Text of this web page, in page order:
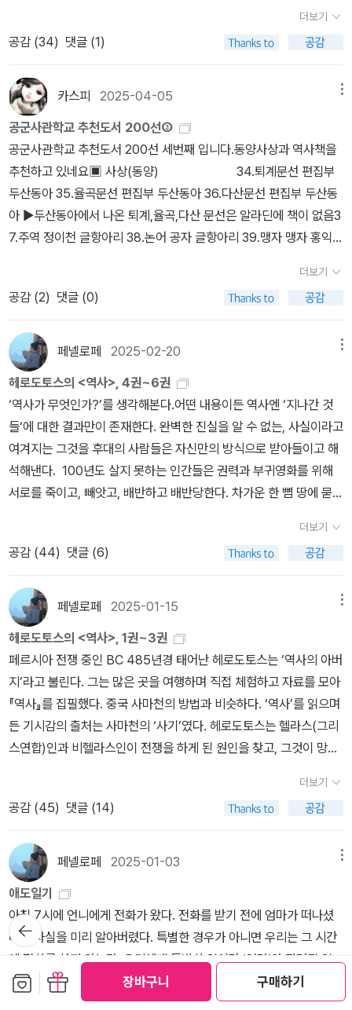
장바구니 구매하기
이오니아 반란(BC 494)시 밀레토스 참주 아리스타고라스의 지원요
다리오스1세가 헬라스를 정복하기로 결심한 결정적 원인이 되었다.
8. 페르시아 제국이 패배한 이유그리스 연합군이 페르시아 대군에 맞
서 승리를 거둘 수 있었던 이유는 무엇일까?첫째 페르시아군의 기병
에 중점을 둔 편제와 온갖 민족이 함께한 구성에 있었다.페르시아인
들은 경무장보병이었고 헬라스인들은 중무장보병들이었다. (9권 63
장)페르시아군에 수많은 이민족들이 있었는데, 이들은 페르시아군이
달아나자적군과 맞붙어보지도 않고 달아났다. (9권 68장)그리스 연
합군의 데미스토클레스와 레오튀키데스는 페르시아군 내에 이오니아
인이 많다는 것을 이용하여 전투 전에 그리스어로 전투에서 최선을
다하지 말라는 성명을 발표하여 내분을 불러 일으켰다. 이오니아인들
해 더 이상 전투에 참가시키지 않을 것이라는 의도였고 이 전략은 성
공적이었다. (8권 22장, 9권 98장)또 하나 가장 큰 이유는 페르시아
제국의 오만(Hybris)이었다.그리스 연합군을 깔본 것은 물론이고 아
테네 점령시 신전을 불태워 신들을 모독할 만큼 그들의 오만은 하늘
을 찔렀다.아르테미시온 전투에서는 북풍이 불어 페르시아 함대를 침
몰시켰고, 플라타이아이전투, 뮈칼레 전투에서는 엘레시우스의 데메
테르 성역 옆에서 벌어졌는데 페르시아군이 엘레시우스에 있는 자신
의 신전을 불태운 까닭에 여신께서 그들을 멀리하신 것 같다. (9권 6
이 없는 것은 아니지만 자기 자신이 직접 여행을 하면서 얻은 경험과
현지 사제, 서기, 주민들의 진술에 기반하여 사건을 기록하여 신뢰를
얻고 있다. 소포클레스의 비극에서처럼 신의 영향에서 완전히 벗어나
고 있지는 못하지만, 나름대로의 객관성을 확보하고자 노력한 부분은
인정할 수 밖에 없다. 또한 생생한 문체와 수많은 에피소드들은 책 읽
는 즐거움을 한 껏 배가시킨다. 키케로가 말했듯이 ‘역사의 아버지’라
는 말이 그냥 얻어진 것이 아니다.
유를 위해서 페르시아와 전쟁을 했다고 하지만, 그들도 노예가 있었
이지 민중의 자유를 위해서 페르시아와 전쟁을했을까? 사실페르시
아의 왕, 다레이오스는 아테나이의 존재를 몰랐다. 이오니아 지역의
밀레토스가 반란을 일으켰고, 이를 도와준 것이 아테나이라고 들었을
때비로소 알았다고 한다. 아테나이가 사르데이스까지 쳐들어 오자 다
레이오스는 아테나이를 반드시 굴복시키겠다는 다짐을 했다. 사실 아
테나이같은 도시국가가 페르시아와 전쟁을 하겠다는 생각 자체가 무
모한 짓이기때문에 아테나이는 전면전을 할 생각이 없었고, 전쟁을
해도 이오니아 지역에서 국지전을 할 것이라는 생각을 했을 것이다.
하지만, 누구나 그럴 듯한 계획을 가지고 있다. 막상 당하기 전에는 말
이다. 다레이오스는이오니아 반란을 평정하고, 아테나이를 정복 하기
년 제 1차 그리스-페르시아 전쟁이 시작된다. 페르시아 군은 엄청난
규모를 자랑하지만,그들은 경보병, 기마병 위주였고, 다양한 피지배
민족으로 구성된 군대였다. 페르시아 정예군인 불사부대도 있었지만,
전체 군대에서 차지하는 비율은낮았다. 페르시아군의 단점은 전투에
서 질거 같다는 신호가 보이면, 피지배민족의 군대들은 도망갈 생각
만 한다는 것이었다. 헬라스 도시국가는 중보병 위주였고,긴 창과 방
패를 활용해서 페르시아와 대적했다. 마라톤에서 페르시아군과 대적
한 아테나이군은 10명의 지휘관이 이끌고 있었다. 그중에서 10번 째
쟁을 이끌었던 것으로 보인다. 앞으로 페르시아와의 전투를 이야기할
때 헬라스지휘관들의 뛰어난 역활을 이야기할 것이다. 하지만, 전쟁
이 끝난 후 그들은 모두 모함을 받거나 시기를 당해서 쫓겨난다. 힘들
때는 단합하고,지도자를 지지하지만 먹고 살만하면 자기들끼리 싸우
면서 권력 투쟁을 하는 헬라스 도시국가의 모습에서 그들의 미래를
엿볼 수 있다. 마라톤은 헬라스 도시국가 중아테나이와 인근 도시 국
가인 플라타이아이만 참전한 전투였는데, 예상외로 헬라스의 중보병
의 위력을 실감할 수 있는 전투였다. 페르시아에서 그리스본토까지
거리는 결코 가깝지 않기 때문에 페르시아군은 싸울 수 있는 병력이
더 있었지만, 페르시아로 돌아갔다. 잘못하면 퇴로가 끊겨서 더 많은
피해를 받을 수 있기 때문이었다. 다레이오스의 아들인 크세르크세
스가아버지의 복수를 하기 위해 4년 동안 준비한 페르시아 침공군의
자세하게 각 민족에서 보낸 군대의 규모를 설명했다. 물론, 전체 인원
이나 동원된 함선의 수가 정확하다고 볼 수는 없다. 페르시아가 당한
수모를되갚기 위해 크세르크세스는 직접 참전하기로 하고, 육군과 수
군 양용작전을 펼쳐서 그리스를 침공하기로 한다. 헬레스폰토스 해협
에 수교를 설치해서말을 타고 건넌 후에 트라케, 마도니아, 텟살리아
를 거쳐 앗티케로 쳐들어가는 계획이었다. 동시에 함대는 바다로 육
군과 보조를 맞추어 에게해의그리스 섬들을 거치지 않고, 해안 지대
를 따라 그리스 본토로 진입했다. 페르시아해군도 다민족으로 구성
된 군대였다. 이들이 병참을 맡았다고는 볼 수 없다. 왜냐하면, 페르시
다. (2) 신이 둘인 종교는 배화교라고도 하는 조로아스터교이다. 선의
신과 악의 신이 있다. (다신) 인도의 힌두교. 이 모든 신은 다 자연물
것일 뿐이다. 동북아, 인도, 메소포타미아, 이집트는 최초의 문명을 일
군 곳들이다. 이곳에서 모두 다신교가 있었다. 그러나 그 신들은 모두
가 자연물을 신으로 알았던 것이다. 현대인들에게도 이 두려움이 바
로 무엇인가 절대적인 존재가 있어 그것에 대한 공포와 경외심을 가
지게 하기 때문에 쉽게 가짜 신의 종교에 빠지게 되는 것이다. 헤로도
투스는 역사를 기록했으나 단지 신화에 등장한 인물, 시기, 장소, 사건
에 대해 정확하게 기록한 것이다. 그러나 서양에서는 예수-기독교 전
통 때문에 잡신이고 미신이라고 여겨 신화를 기원으로 적은 헤로도투
다. 여기에서 결코 벗어나지 못한다. 서양 밖의 문명에 대해 철저하게
제국주의적 관점에서 바라보기 때문에 미개인이라는 관점이 먼저 전
제가 된다. 예수-기독교가 아니면 미개인이라고 여기는 것은 지금도
그리고 앞으로도 마찬가지일 것이다. 반대로 동양은 19세기 서양 제
국주의와 과학과 무기의 위력에 압도되어 서양을 두려워 한다. 그래
서 동양인은 이 서양공포증으로 인해 서양을 극복하는 사고방식을 가
지지 못한다. 동양은 서양을 서양은 동양을 파악하지 못한다. 21세기
초인 지금까지도 가짜 신은 동서양 문명의 사고에서 전혀 빠지지 않
고 강력한 영향력을 행사하며 사람들의 사고와 판단에 착오를 일으키
고 있다. 인터넷과 비행기 그리고 위성 통신은 지구 위에 모든 것이 실
시간이 가능하게 만들었다. 그리고 필요한 만큼의 과학 지식도 마련
되었다. 이제는 신이라는 것은 자연 신들이건 유일 신들이건 모두 가
터 신에 대해 듣고 자란 경우 그것을 벗어나는 것은 아주 어려운 일이
다. 힘든 일이 닥치면 당장 무엇인가에 의존하려는 마음이 들기 때문
이다. 이것은 인간의 기본 조건이다. 그러나 신을 찾지 말고 스스로 한
번 더 생각해서 문제를 해결하도록 노력하는 것이 유일한 선택이다.
그 외에 신에게 의지해서 해결 된 것은 전혀 없었다. 신화는 두 종류가
있다. 하나는 자연의 만물을 신이라 여겨 자신의 생활이 신들에 의해
정해져 있다고 생각하고 그것을 적은 것, 즉 본래의 원시 사회로부터
시작된 신화이다. 두번째 신은 가짜 신이다. 그리스의 신들과 신화들
은 역사 기록으로서 해석을 정확하게 하면 그 안의 사건을 알 수 있지
전혀 맞지 않는 다신교를 믿었다. 이것은 정말 가짜 신화이다. 진짜 신
화와 가짜 신화가 있다. 이런 신화는 동북아의 신화들, 인도의 신화들,
메소포타미아의 신화들, 이집드의 신화들, 게르만의 신화들, 켈트의
신화들, 아프리카의 신화들, 남태평양의 신화들, 그 밖의 신화들이 있
다. 이 모든 신화는 누구나 다 알아야 한다. 아주 재밌다. 그러나 성경
은 가짜이다. 로마의 신들이 가짜 신들이듯이. 나의 블로그 (진화의
끝 / the last evolution) http://blog.daum.net/erysis
요한 문장에서는 속도를 줄이며 줄을 치고, 이해되지 않는 문장을 만
나면, “이 문장 이해되세요?” 하고 다시 새겨 읽고, 서로 설명을 덧붙
‘너무 좋은데!’ 저절로 이런 생각이 들었다. 오랫동안 함께 한 독서 친
구여서 그런가? 이전에 함께 낭독으로 읽었던 경험도 있어서 서로에
게 갖고 있는 믿음 때문이기도 할 것이다. 다른 잡담 없이 계속 읽어
가며 나는 “이 부분 재밌네요.”라는 말을 여러 번 했다. 독우의 책에
대한 조용한 열정과 성실함 때문에 완독의 전망이 높아진다. 불가피
한 일 때문에 빠질 걸 예상하고 매주 화요일 저녁 7시에 만나서 읽기
로 했다. 돌아오면서 시간을 두고 여유 있게 즐기면서 하자고 생각했
다. 이제 해가 길어지고 오고 가는 길이 조금 더 밝을 것이다. 그렇게
어려운 철학 용어들이 등장하진 않지만, 그리스인들의 신화와 본질을
탐구했던 고대 과학과 철학에 대해 잘 전달하는 에코의 문장도 우리
가 쉽게 이해하도록 도와주었다. 그의 접근도 신선하고 흥미를 끈다.
그렇게 특이하지 않음에도 그의 글에는 관심을 끄는 새로움이 담겨있
다. 그는 아르케(arche), 아페이론(apeiron), 그리스어(mythos)
에 담겨 있는 신화(myth)의 개념들을 이해하기 쉽게 설명한다. 그리
고 그에 대한 현대의 철학자들의 해석도 간략하고 쉽게 설명해주고
있다. 서론 부분에서 가장 눈길을 끈 내용은 “인간이 경이로움을 경
험하면서 이에 대한 반응으로 철학을 시작했다(8p)”고 한 아리스토
텔레스의 말이다. 인간은 경이로움을 만나면, 두 가지 반응을 보인다.
경배를 하거나, 질문을 한다. 경이로움에 대한 과학이나 철학적 반응
철학은 이런 질문을 할 수 있는 생각의 훈련이다. 지중해를 중심으로
그리스와 시칠리아 아프리카 북부, 이오니아 지역의 과학자와 철학자
들의 지도를 보며, 그동안 읽어왔던 서양 고전 독서가 이 책을 쉽게 읽
도록 하는 데 도움이 되었다는 생각을 하게 된다. 어쩌면 이 두꺼운
책의 1장 부분이 『수학의 정석』 「집합」이 될지도 모른다. 도무지 이해
할 수 없는 철학적 용어들이 멈추게 할지 모르겠다. 현재로서는 모르
는 것은 놓고 갈 예정이다. 내일 만나서 읽을 생각을 하니 오히려 맘이
편해진다. 준비도 예습도 없이 책만 지고 가서 반가운 친구와 앉아서
읽다가 올 생각을 하니 그 만남이 기대된다. 또 다른 모임에서도 낭
독을 하고 있다. 중고등학생 남자아이 둘과 헤로도토스 『역사』를 낭
독하고 있다. 읽고 설명해주고 지도나 역사와 인물설명을 해야 해서
그렇게 편하지만은 않지만 덕분에 나는 세 번째 읽고 있고, 눈으로 읽
치 『서양미술사』는 미술 모임에서 한 주에 한 장씩 요약 발표하면서
읽었던 책이다. 그 모임 회원과 한 번쯤 읽었던 몇 사람이 낭독만 해보
자는 의견이 모아져 읽기 시작했다. 그런데 이 독서가 기대했던 것 보
다 큰 효과가 있어서, 처음 읽었던 때와 달리, 시대별 정리가 되고, 보
이지 않던 그림이 보이고, 또 곰브리치의 작은 오류들이 보이기 시작
했다. 그동안 읽었던 책들과 관람했던 전시들을 통해 얻은 지식과 보
는 눈이 생겼음을 스스로 느낀다. 격려가 되는 독서다. 바르트의 책
(『영도의 글쓰기』)이 잘 읽혀지는 것을 보니, 이 처방이 맞나 보다. 어
를 다시 차지하고자 자신을 대리하고 있는 사위 아리스타고라스에게
페르시아에 항거하라고 비밀리에 메시지를 전한다. 이 메시지를 받기
전 아리스타고라스는 페르시아에 공적을 세우고자 군대를 동원해 낙
소스를 공격했다. 낙소스 원정은 실패하고 막대한 경제적 손실만을
입었다. 아리스타고라스는 다레이오스에게 받을 문책이 두려워 오히
려 페르시아에 대항해 전쟁을 일으켰다. 그는 스파르타와 아테네에
원병을 요청하고, 페르시아의 지배를 받고 있는 이오니아 지역 도시
들을 선동했다. 각 도시국가들은 셈법과 정치적 상황에 따라 전쟁에
참전했다. 이것이 Ionian revolt, 헤로도토스가 말하는 이오니아 반
란이다. 헤로도토스는 페르시아 전쟁의 원인을 연구하며 이오니아
와 아프리카 흑해주변 도시 등의 역사와 문화, 인종 등을 조사하고 직
접 다니며 탐사했다. 그러면서 마라톤 전쟁 직전에 일어난 이오니아
지역 헬라스 도시들의 페르시아에 대한 전쟁에 주목한다. 페르시아의
니아 전쟁을 통해 많은 도시들의 시민들이 희생됐다. 나름의 전쟁을
일으킬만한 이유들과 열망들이 있기도 했다. 노예 상태로 이주한 민
족들과 혈육이 몰살당한 사람들의 분노와 복수심 등. 주목할 만한 것
은 지도자들의 욕망과 무책임이다. 그들은 자신들이 빼앗긴 권력의
자리를 회복하기 위해 시민들의 복수심과 불안감을 이용한다. 페르시
아가 시민들을 다른 곳으로 이주시켜 노예로 삼을지도 모른다는 거짓
을 전파하며 선동한다. 아리스타고라스는 이오니아의 많은 도시들이
다 일어난 것처럼 호도하여 다른 도시들의 참전하게 한다. 그리고 패
헤로도토스는 이 역사를 기록하며 페르시아 전쟁의 원인들에 집중한
다. 지도자들의 욕망에 의해 전쟁에 끌려 나온 시민들과 노예들의 희
생에 대해서는 간과하고 있다. 전쟁의 승패가 기울면 지도자들은 항
복과 결사 항전을 고민하고, 협정을 맺기도 하지만, 합의에 이르는 마
지막까지 이익을 앞에 놓고 유리한 위치를 점하기 위해 치열한 싸움
을 싸운다. 그 와중 협상과 지체와 결렬과 재개 사이를 오가며 사람들
의 희생을 키우는 것을 보게 된다. 이들 고대 국가들은 전쟁 중 서로가
적이 되기도, 연합군을 이루기도, 중재자로서 개입하기도 한다. 구원
(舊怨)을 따라 혹은 이익을 따라 합종연횡을 일삼는 모습을 보여준
다. 고대에 일어난 전쟁의 발단과 전개, 그리고 결론으로 가는 과정이
현대 전쟁과 다르지 않은 것을 보게 된다. 영화 <서부전선 이상 없다
내용이 독일에 수치스러운 것이었기에 지도자는 프랑스군을 그대로
보낼 수 없다고 울분을 토한다. 적의 참호에서 끔찍한 육탄전을 벌이
던 파울 보이머는 칼에 찔리고, 그가 숨을 거두기 직전 휴전 나팔이 울
리고 사격중지 명령이 내려진다. 그 소리를 들으며 파울은 죽는다. 전
쟁의 허망함을 전하려는 극적 연출 장면이다. 그리고 지도층의 몇 사
람의 공로 의식이나 욕심에 의해 많은 생명이 부질없이 죽어가는 전
쟁에 대한 분노를 느끼게 한다. 원작을 각색한 이 영화는 2023년 미
국과 영국 아카데미에서 많은 부분 수상을 했다. 영화는 아름다운 풍
경과 전장의 잔인함을 대비시킨다. 인물들의 대화는 때로 즐거운 상
더보기
공감 (34) 댓글 (1)
카스피 2025-04-05
공군사관학교 추천도서 200선③
공군사관학교 추천도서 200선 세번째 입니다.동양사상과 역사책을
추천하고 있네요▣ 사상(동양) 34.퇴계문선 편집부
두산동아 35.율곡문선 편집부 두산동아 36.다산문선 편집부 두산동
아 ▶두산동아에서 나온 퇴계,율곡,다산 문선은 알라딘에 책이 없음3
7.주역 정이천 글항아리 38.논어 공자 글항아리 39.맹자 맹자 홍익출
요 이이 청어람미디어 동양 사살 책들은 우리가 익히 알고 있는 책들
이나 사실 제대로 읽어본 사람들은 거의 드문 책들이라고 할 수 이겠
습니다.사실 일종의 철학책이라 솔직히 읽으면서도 무슨 소리인가 하
는 경우도 많기에 읽다가 포기하는 경우도 상당히 많지요.아마도 소
설책에 비해서는 쉽게 읽히지 않는 책들이지만 인생에 도움을 주는
책들이기에 한번 쯤 읽어 볼 필요가 있다고 생각됩니다.▣ 역 사
45.삼국유사 일연 민음사 46.역사의 종말 프랜시스 후
쿠야마 한마음사 47.역사란 무엇인가 (까치글방 133) E. H. 카 까치
48.백범일지 [보급판] 김구 돌베개 49.국화와 칼 [5판] 루스 베네딕
트 을유문화사 50.고려시대 사람들은 어떻게 살았을까. 1-2 한국역
사연구회 청년사 51.조선시대 사람들은 어떻게 살았을까. 1-2 [개정
판] 한국역사연구회 청년사 52.강대국의 흥망 폴 케네디 한국경제신
갈리아 전기 가이우스 율리우스 카이사르 56.1차세계대전사 존 키건
청어람미디어 57.2차세계대전사 존 키건 청어람미디어 58.10년 후
세계사 구정은 외 추수밭 2015 교육사 59.나의 문화유산 답사기. 1-
7 [개정증보판] 유홍준 창작과비평사 60.세계사 편력. 1-3 J. 네루
일빛 61.뜻으로 본 한국역사(젊은이들을 위한 새 편집) 함석헌 한길
사 62.만들어진 전통 에릭 홈스봄 휴머니스트 2004 한국출판문화
산업진흥원 63.간디 자서전 마하트마 건디 한길사 64.다산 정약용
유배지에서 만나다 박석무 한길사 65. 역사 1~4 한국사편찬위원회
위주의)역사 개괄서를 주로 추천하고 있는데 특히 공군사관학교 추천
도서다보니 갈리아 전기나 제 1~2차 대전사와 같은 전생사가 포함된
것이 특이하네요.그리고 많은 위인들의 전기중 간디 자서전을 추천한
것도 이색적으로 보입니다.<계속>
더보기
공감 (2) 댓글 (0)
페넬로페 2025-02-20
헤로도토스의 <역사>, 4권~6권
‘역사가 무엇인가?’를 생각해본다.어떤 내용이든 역사엔 ‘지나간 것
들‘에 대한 결과만이 존재한다. 완벽한 진실을 알 수 없는, 사실이라고
여겨지는 그것을 후대의 사람들은 자신만의 방식으로 받아들이고 해
석해낸다. 100년도 살지 못하는 인간들은 권력과 부귀영화를 위해
서로를 죽이고, 빼앗고, 배반하고 배반당한다. 차가운 한 뼘 땅에 묻히
역사는 현재를 살아가는 인간들의 처연한 이야기다. 주어진 처지대
로 먹고 마시며 육체를 보전해 하루를 살아내야 되는 한 그 부질없음
의 루틴에서 벗어날 수 없다. 허무하고 모순되며 쓸모없음에도 ‘나’를
보전하기 위해 지금의 현상에 매몰되어 살 수 밖에 없는 이유가 여기
에 있다. 그래서 역사는 되풀이된다. 앞을 내다보기가 힘든 것이
다. [기원전 500년경, 페르시아의 영토는 동쪽의 파키스탄에서 중앙
아시아를 거쳐 북쪽의 마케도니아까지, 남쪽으로는 이집트까지 이르
렀다. 그리스인은 페르시아 인을 야만인이라고 불렀지만, 페르시아
인은 매우 진보적인 문명을 이룩한 대제국이었다.-‘전쟁 연대기’, 조셉
커먼스, 니케북스, ‘그리스-페르시아 전쟁’ 중에서.] 이미 거대한 제국
을 이룬 페르시아의 왕 다레이오스는 바뵐론을 함락한 뒤 스퀴타이족
을 정복하기 위해 원정을 떠난다. 인도에서 승리를 거둔 후였다. 이스
트로스(지금의 도나우)강을 지나 우크라이나 지역과 흑해 지방의 남
의 풍속, 관습, 법, 그들이 생겨난 경위와 스퀴티스 땅에 대해 자세히
서술한다. 워낙 넓은 지역이라 볼일을 보기 위해 일곱 가지 언어를 위
한 일곱 명의 통역이 필요할 정도이다. 이 부분은 읽는 재미가 제법 쏠
쏠하다. 알고 있는 대로 이 지역의 추위는 워낙 극심해 다레이오스도
어쩔 도리가 없었다. 또한 넓은 초원을 넘나드는 스퀴티스 지역의 사
람들은 유목 생활을 하며 활쏘기에 유능했고 잔인하면서도 용감했다.
‘그들이 해결한 중대사란 그들이 추격하는 자는 아무도 그들에게서
벗어나지 못하고, 그들이 따라잡히고 싶지 않으면 아무도 그들을 따
더보기
공감 (44) 댓글 (6)
페넬로페 2025-01-15
헤로도토스의 <역사>, 1권~3권
페르시아 전쟁 중인 BC 485년경 태어난 헤로도토스는 ‘역사의 아버
지’라고 불린다. 그는 많은 곳을 여행하며 직접 체험하고 자료를 모아
『역사』를 집필했다. 중국 사마천의 방법과 비슷하다. ‘역사’를 읽으며
든 기시감의 출처는 사마천의 ‘사기’였다. 헤로도토스는 헬라스(그리
스연합)인과 비헬라스인이 전쟁을 하게 된 원인을 찾고, 그것이 망각
는 이 책을 사건 중심의 역사적 사실만을 내용으로 한 것이 아닌 여담
형식으로 지리학적, 인종학적, 민속학적, 역사적 자료들을 다양하게
서술한다. 개별 민족과 나라의 특징에 대해서도 자세히 소개한다. 자
주 자신의 생각이나 느낌을 언급하고 있고, 어떤 부분에서는 더 이상
서술할 수 없는 자신의 한계도 인정한다. 『역사』 1권에서 3권은 페르
시아가 점점 제국으로 발전해가는 내용을 담고 있다. 고대의 역사는
결국 침략과 전쟁으로 끊임없이 승리와 패배를 반복하는 과정이다.
페르시아는 뤼디아와 메디아를 정복하고, 아나톨리아 반도의 이오니
아 지역의 여러 그리스 민족이 세운 폴리스를 속국으로 만든다. 그 뒤
지금의 이집트인 아이귑토스를 정벌한다. 퀴로스, 캄뷔세스, 다레이
더보기
공감 (45) 댓글 (14)
페넬로페 2025-01-03
애도일기
아침 7시에 언니에게 전화가 왔다. 전화를 받기 전에 엄마가 떠나셨
다는 사실을 미리 알아버렸다. 특별한 경우가 아니면 우리는 그 시간
에 전화를 하지 않는다. 우리에게 특별한 일이란 ‘엄마’와 관련된 일
뿐이다. 며칠 전부터 마음의 준비를 하라는 연락을 받았고, 마지막으
로 엄마를 보러 가려고 했었지만, 결국 나는 엄마의 임종을 지키지 못
뒤로가
기